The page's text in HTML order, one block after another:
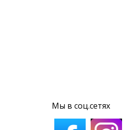
Мы в соц.сетях